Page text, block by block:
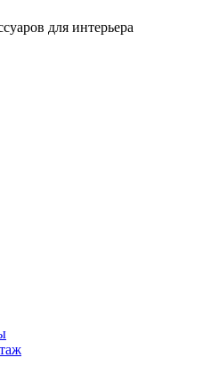
для интерьера